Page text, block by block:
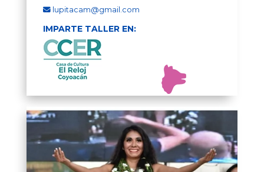
lupitacam@gmail.com
IMPARTE TALLER EN: